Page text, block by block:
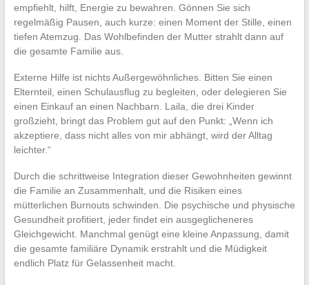
empfiehlt, hilft, Energie zu bewahren. Gönnen Sie sich
regelmäßig Pausen, auch kurze: einen Moment der Stille, einen
tiefen Atemzug. Das Wohlbefinden der Mutter strahlt dann auf
die gesamte Familie aus.
Externe Hilfe ist nichts Außergewöhnliches. Bitten Sie einen
Elternteil, einen Schulausflug zu begleiten, oder delegieren Sie
einen Einkauf an einen Nachbarn. Laila, die drei Kinder
großzieht, bringt das Problem gut auf den Punkt: „Wenn ich
akzeptiere, dass nicht alles von mir abhängt, wird der Alltag
leichter.“
Durch die schrittweise Integration dieser Gewohnheiten gewinnt
die Familie an Zusammenhalt, und die Risiken eines
mütterlichen Burnouts schwinden. Die psychische und physische
Gesundheit profitiert, jeder findet ein ausgeglicheneres
Gleichgewicht. Manchmal genügt eine kleine Anpassung, damit
die gesamte familiäre Dynamik erstrahlt und die Müdigkeit
endlich Platz für Gelassenheit macht.